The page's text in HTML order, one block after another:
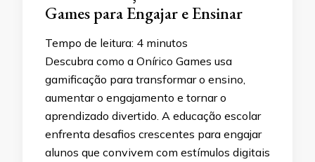
Games para Engajar e Ensinar
Tempo de leitura: 4 minutos
Descubra como a Onírico Games usa
gamificação para transformar o ensino,
aumentar o engajamento e tornar o
aprendizado divertido. A educação escolar
enfrenta desafios crescentes para engajar
alunos que convivem com estímulos digitais